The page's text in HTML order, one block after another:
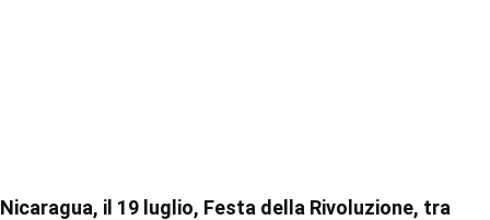
Nicaragua, il 19 luglio, Festa della Rivoluzione, tra